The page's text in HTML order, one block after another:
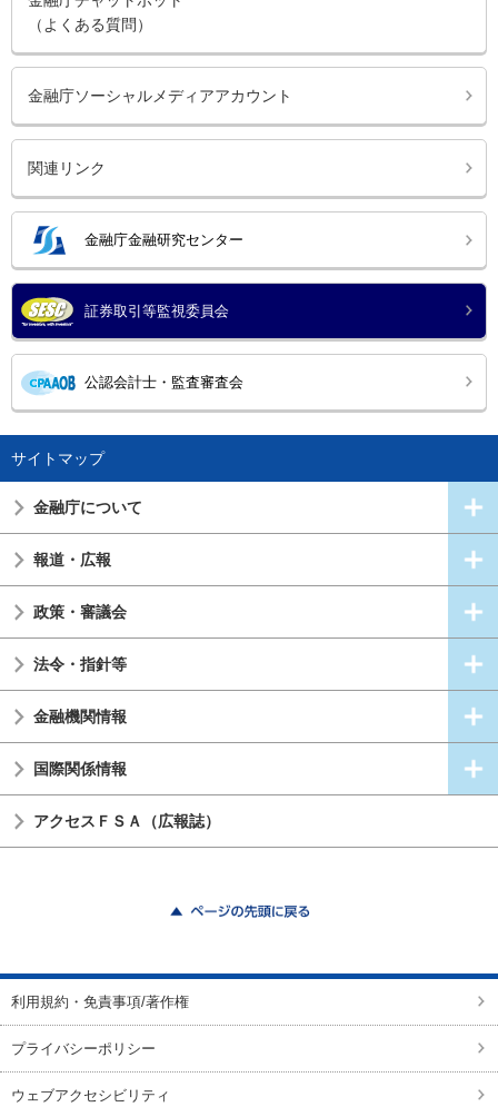
（よくある質問）
金融庁ソーシャルメディアアカウント
関連リンク
金融庁金融研究センター
証券取引等監視委員会
公認会計士・監査審査会
サイトマップ
金融庁について
報道・広報
政策・審議会
法令・指針等
金融機関情報
国際関係情報
アクセスＦＳＡ（広報誌）
利用規約・免責事項/著作権
プライバシーポリシー
ウェブアクセシビリティ